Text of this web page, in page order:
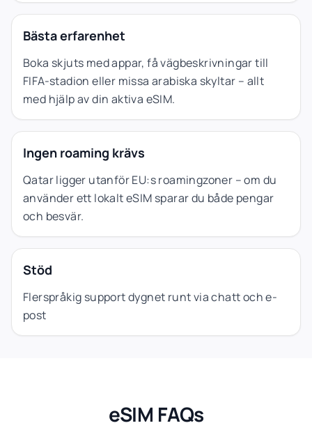
Bästa erfarenhet
Boka skjuts med appar, få vägbeskrivningar till
FIFA-stadion eller missa arabiska skyltar – allt
med hjälp av din aktiva eSIM.
Ingen roaming krävs
Qatar ligger utanför EU:s roamingzoner – om du
använder ett lokalt eSIM sparar du både pengar
och besvär.
Stöd
Flerspråkig support dygnet runt via chatt och e-
post
eSIM FAQs